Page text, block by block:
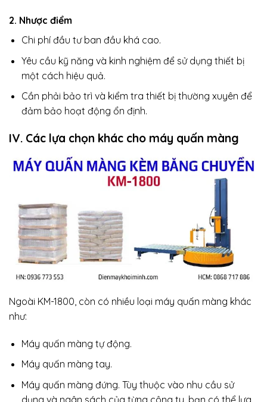
2. Nhược điểm
Chi phí đầu tư ban đầu khá cao.
Yêu cầu kỹ năng và kinh nghiệm để sử dụng thiết bị
một cách hiệu quả.
Cần phải bảo trì và kiểm tra thiết bị thường xuyên để
đảm bảo hoạt động ổn định.
IV. Các lựa chọn khác cho máy quấn màng
Ngoài KM-1800, còn có nhiều loại máy quấn màng khác
như:
Máy quấn màng tự động.
Máy quấn màng tay.
Máy quấn màng đứng. Tùy thuộc vào nhu cầu sử
dụng và ngân sách của từng công ty, bạn có thể lựa